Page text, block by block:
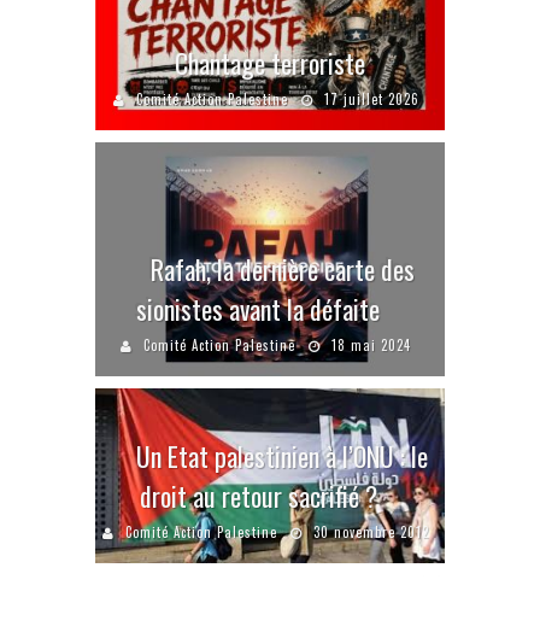
Chantage terroriste
Comité Action Palestine 17 juillet 2026
Rafah, la dernière carte des
sionistes avant la défaite
Comité Action Palestine 18 mai 2024
Un Etat palestinien à l’ONU : le
droit au retour sacrifié ?
Comité Action Palestine 30 novembre 2012